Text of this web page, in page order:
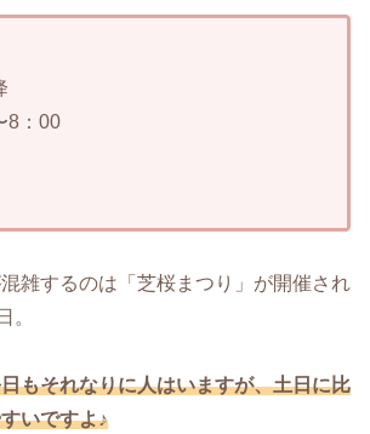
8：00
雑するのは「芝桜まつり」が開催され
。
もそれなりに人はいますが、土日に比
いですよ♪